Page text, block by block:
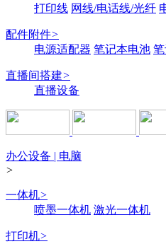
打印线 网线/电话线/光纤
配件附件>
电源适配器 笔记本电池
直播间搭建>
直播设备
办公设备 | 电脑
>
一体机>
喷墨一体机 激光一体机
打印机>